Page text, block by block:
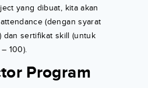
yang dibuat, kita akan
(dengan syarat
dan sertifikat skill (untuk
100).
Program